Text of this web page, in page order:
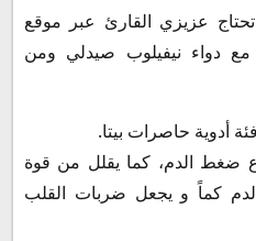
عزيزي القارئ عبر موقع
دواء نيفيلوب صيدلي ومن
أدوية حاصرات بيتا.
ضغط الدم، كما يقلل من قوة
كماً و يجعل ضربات القلب